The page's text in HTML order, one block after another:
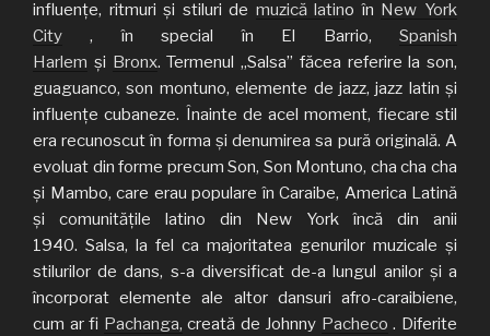
influențe, ritmuri și stiluri de muzică latino în New York
City , în special în El Barrio, Spanish
Harlem și Bronx. Termenul „Salsa” făcea referire la son,
guaguanco, son montuno, elemente de jazz, jazz latin şi
influențe cubaneze. Înainte de acel moment, fiecare stil
era recunoscut în forma și denumirea sa pură originală. A
evoluat din forme precum Son, Son Montuno, cha cha cha
și Mambo, care erau populare în Caraibe, America Latină
și comunitățile latino din New York încă din anii
1940. Salsa, la fel ca majoritatea genurilor muzicale și
stilurilor de dans, s-a diversificat de-a lungul anilor și a
încorporat elemente ale altor dansuri afro-caraibiene,
cum ar fi Pachanga, creată de Johnny Pacheco . Diferite